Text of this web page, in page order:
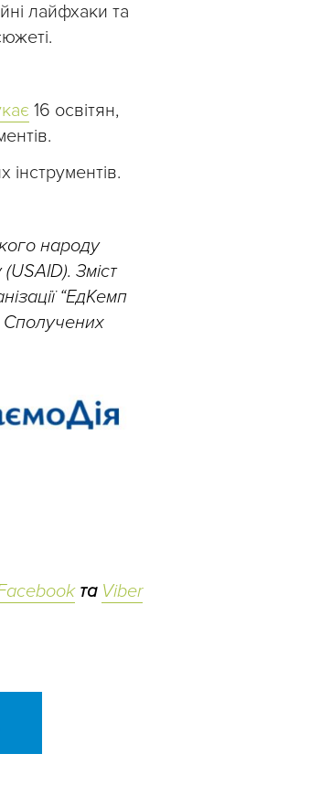
лайфхаки та
16 освітян,
інструментів.
народу
Зміст
“ЕдКемп
Сполучених
та Viber